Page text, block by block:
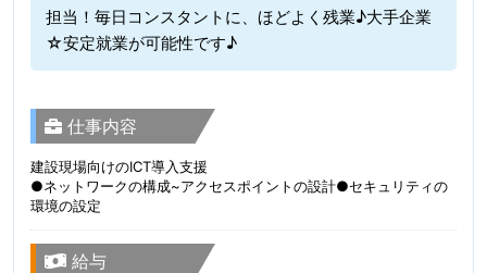
担当！毎日コンスタントに、ほどよく残業♪大手企業
☆安定就業が可能性です♪
仕事内容
建設現場向けのICT導入支援
●ネットワークの構成~アクセスポイントの設計●セキュリティの
環境の設定
給与